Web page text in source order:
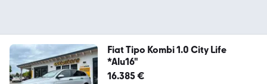
Fiat Tipo Kombi 1.0 City Life
*Alu16"
16.385 €